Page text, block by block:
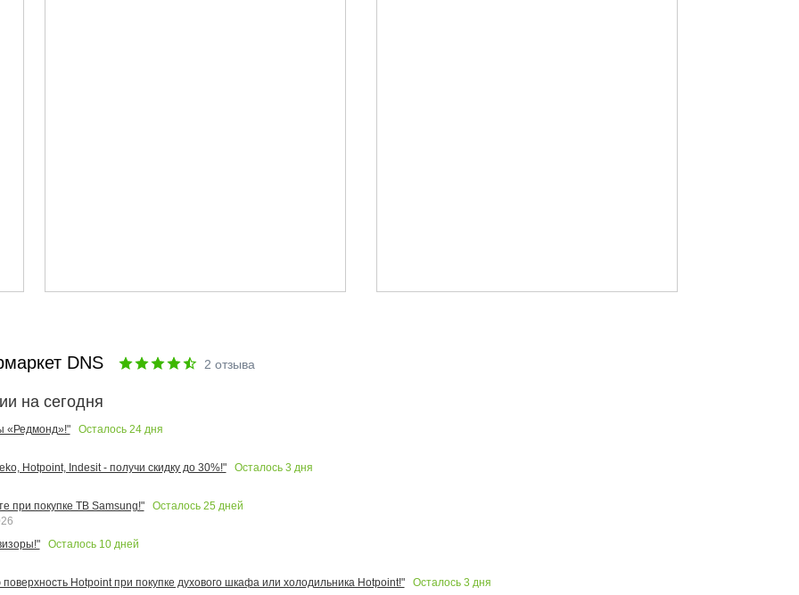
DNS 2 отзыва
на сегодня
«Редмонд»!" Осталось 24дня
Hotpoint, Indesit - получи скидку до 30%!" Осталось 3 дня
при покупке ТВ Samsung!" Осталось 25 дней
Осталось 10дней
Hotpoint при покупке духового шкафа или холодильника Hotpoint!" Осталось 3 дня